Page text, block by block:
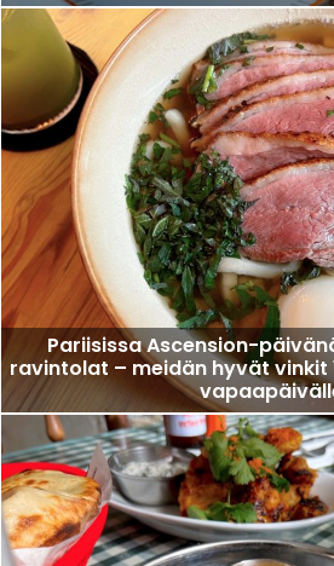
Pariisissa Ascension-
ravintolat – meidän hyvät vinkit